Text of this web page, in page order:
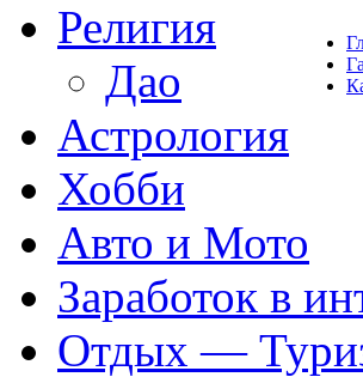
Религия
Дао
Астрология
Хобби
Авто и Мото
Заработок в
Отдых —